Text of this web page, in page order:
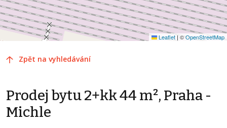
Leaflet | ©OpenStreetMap
Zpět na vyhledávání
Prodej bytu 2+kk 44 m², Praha -
Michle